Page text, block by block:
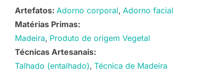
Artefatos: Adorno corporal Adorno facial
Matérias Primas:
Madeira Produto de origem Vegetal
Técnicas Artesanais:
Talhado (entalhado) Técnica de Madeira